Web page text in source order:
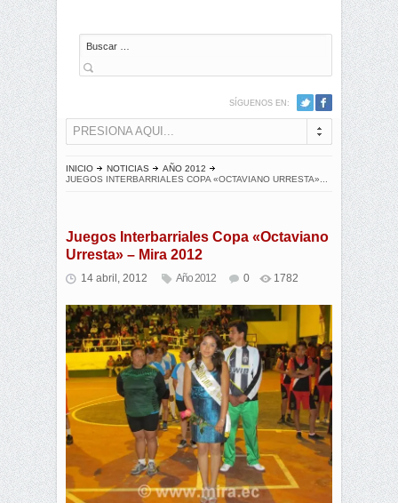
Buscar
SÍGUENOS EN:
PRESIONA AQUI...
INICIO NOTICIAS
AÑO 2012
JUEGOS INTERBARRIALES COPA «OCTAVIANO URRESTA»...
Juegos Interbarriales Copa «Octaviano
Urresta» – Mira 2012
14 abril, 2012 Año 2012 0 1782